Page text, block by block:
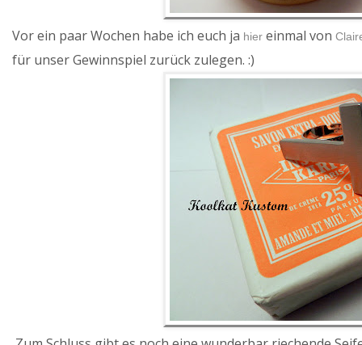
Vor ein paar Wochen habe ich euch ja hier einmal von
für unser Gewinnspiel zurück zulegen. :)